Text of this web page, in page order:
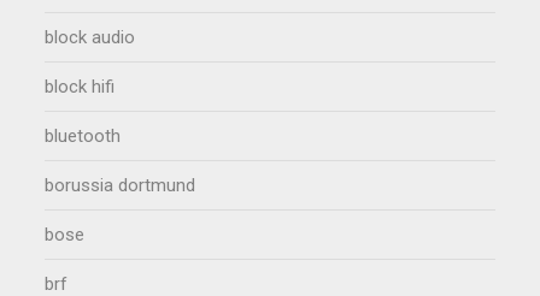
block audio
block hifi
bluetooth
borussia dortmund
bose
brf